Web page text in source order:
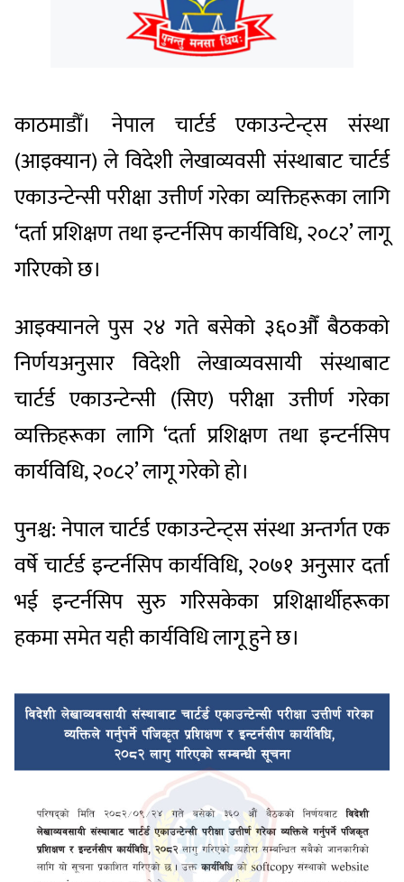
काठमाडौँ। नेपाल चार्टर्ड एकाउन्टेन्ट्स संस्था
(आइक्यान) ले विदेशी लेखाव्यवसी संस्थाबाट चार्टर्ड
एकाउन्टेन्सी परीक्षा उत्तीर्ण गरेका व्यक्तिहरूका लागि
‘दर्ता प्रशिक्षण तथा इन्टर्नसिप कार्यविधि, २०८२’ लागू
गरिएको छ।
आइक्यानले पुस २४ गते बसेको ३६०औँ बैठकको
निर्णयअनुसार विदेशी लेखाव्यवसायी संस्थाबाट
चार्टर्ड एकाउन्टेन्सी (सिए) परीक्षा उत्तीर्ण गरेका
व्यक्तिहरूका लागि ‘दर्ता प्रशिक्षण तथा इन्टर्नसिप
कार्यविधि, २०८२’ लागू गरेको हो।
पुनश्च: नेपाल चार्टर्ड एकाउन्टेन्ट्स संस्था अन्तर्गत एक
वर्षे चार्टर्ड इन्टर्नसिप कार्यविधि, २०७१ अनुसार दर्ता
भई इन्टर्नसिप सुरु गरिसकेका प्रशिक्षार्थीहरूका
हकमा समेत यही कार्यविधि लागू हुने छ।